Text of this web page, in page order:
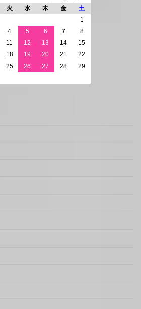
火 水 木 金
土
1
4 5 6 7
8
11 12 13 14
15
18 19 20 21
22
25 26 27 28
29